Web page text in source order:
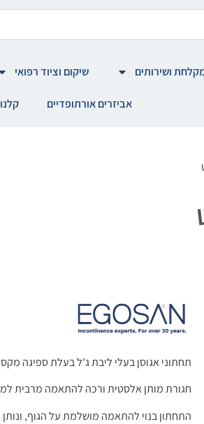
ושירותים שיקום וציוד רפואי
אביזרים אורתופדיים
תחתוני אגוסן בעלי ליבת ג’ל בעלת ספיגה
חגורת מותן אלסטית ורכה להתאמה מרבית
התחתון בנוי להתאמה מושלמת על הגוף,